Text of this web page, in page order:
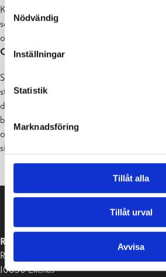
Samtyckesval
Nödvändig
Inställningar
Statistik
Marknadsföring
Tillåt alla
Tillåt urval
Avvisa
Konsulten
från
servicenätsutredningen. På plats för att
också bildningsdirektör
Gröndahloch stadsdirektör
Servicenätsutredningen publiceras
stadens webbplats. Utredningen
daghemsnät från olika synvinklar och
bakgrundsmaterial när staden planerar sin
och när beslut om tjänsterna ska fattas.
sig bindande eller ett fattat beslut.
RASEBORGS STAD
Raseborgsvägen 37
10650 Ekenäs